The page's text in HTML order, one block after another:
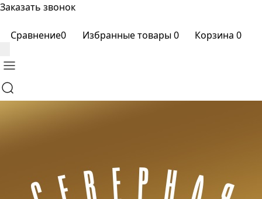
Заказать звонок
Сравнение0 Избранные товары0 Корзина 0